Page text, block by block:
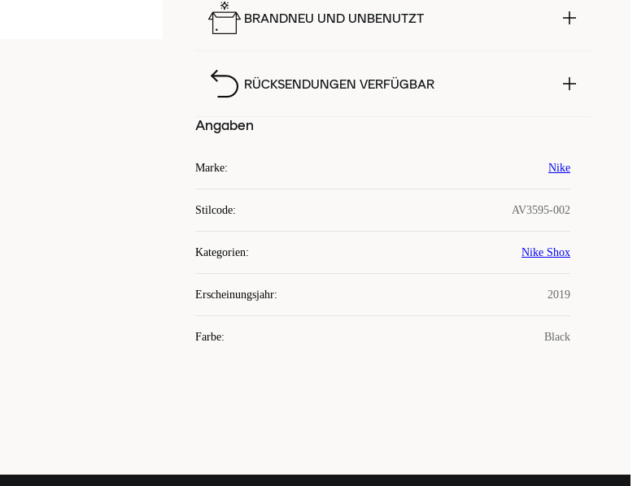
BRANDNEU UND UNBENUTZT
RÜCKSENDUNGEN VERFÜGBAR
Angaben
Marke: Nike
Stilcode: AV3595-002
Kategorien: Nike Shox
Erscheinungsjahr: 2019
Farbe: Black